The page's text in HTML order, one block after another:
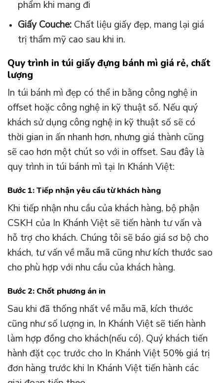
phẩm khi mang đi
Giấy Couche:Chất liệu giấy đẹp, mang lại giá
trị thẩm mỹ cao sau khi in.
Quy trình in túi giấy đựng bánh mì giá rẻ, chất
lượng
In túi bánh mì đẹp có thể in bằng công nghệ in
offset hoặc công nghệ in kỹ thuật số. Nếu quý
khách sử dụng công nghệ in kỹ thuật số sẽ có
thời gian in ấn nhanh hơn, nhưng giá thành cũng
sẽ cao hơn một chút so với in offset. Sau đây là
quy trình in túi bánh mì tại In Khánh Việt:
Bước 1: Tiếp nhận yêu cầu từ khách hàng
Khi tiếp nhận nhu cầu của khách hàng, bộ phận
CSKH của In Khánh Việt sẽ tiến hành tư vấn và
hỗ trợ cho khách. Chúng tôi sẽ báo giá sơ bộ cho
khách, tư vấn về mẫu mã cũng như kích thước sao
cho phù hợp với nhu cầu của khách hàng.
Bước 2: Chốt phương án in
Sau khi đã thống nhất về mẫu mã, kích thước
cũng như số lượng in, In Khánh Việt sẽ tiến hành
làm hợp đồng cho khách(nếu có). Quý khách tiến
hành đặt cọc trước cho In Khánh Việt 50% giá trị
đơn hàng trước khi In Khánh Việt tiến hành các